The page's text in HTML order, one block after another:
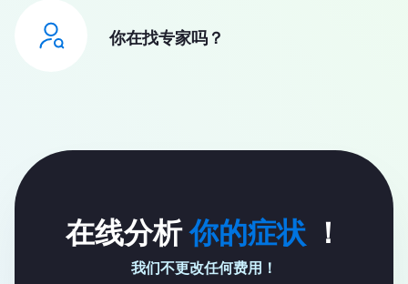
你在找专家吗？
在线分析你的症状 ！
我们不更改任何费用！